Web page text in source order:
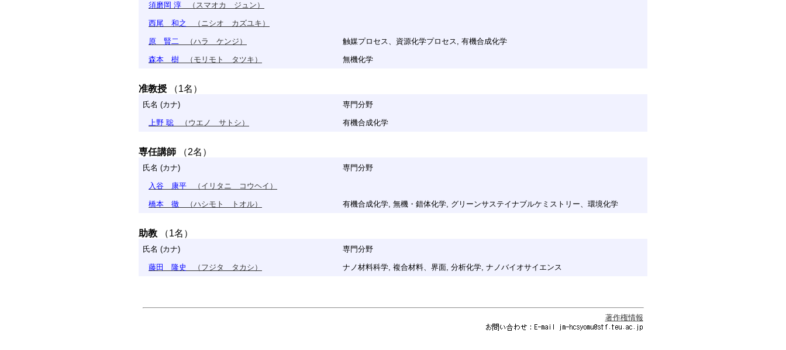
須磨岡 淳 （スマオカ ジュン）
西尾 和之 （ニシオ カズユキ）
原 賢二 （ハラ ケンジ） 触媒プロセス、資源化学プロセス, 有機合成化学
森本 樹 （モリモト タツキ） 無機化学
准教授 （1名）
氏名 (カナ) 専門分野
上野 聡 （ウエノ サトシ） 有機合成化学
専任講師 （2名）
氏名 (カナ) 専門分野
入谷 康平 （イリタニ コウヘイ）
橋本 徹 （ハシモト トオル） 有機合成化学, 無機・錯体化学, グリーンサステイナブルケミストリー、環境化学
助教 （1名）
氏名 (カナ) 専門分野
藤田 隆史 （フジタ タカシ） ナノ材料科学, 複合材料、界面, 分析化学, ナノバイオサイエンス
著作権情報